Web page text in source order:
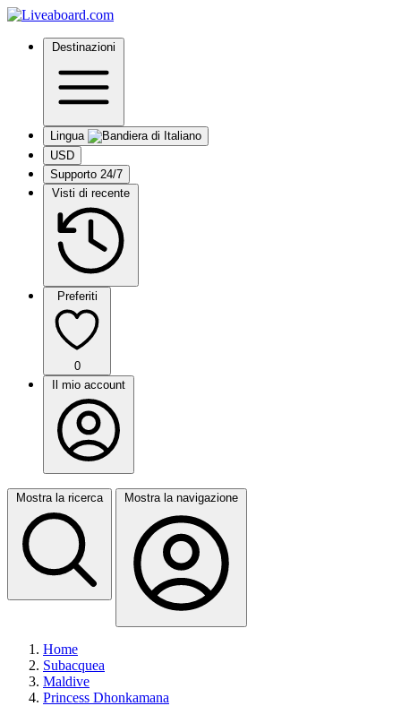
Destinazioni
Lingua
USD
Supporto 24/7
Visti di recente
Preferiti
0
Il mio account
Mostra la ricerca Mostra la navigazione
Home
Subacquea
Maldive
Princess Dhonkamana